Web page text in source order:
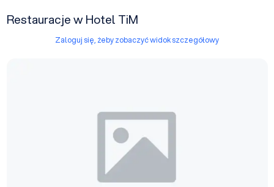
Restauracje w Hotel TiM
Zaloguj się, żeby zobaczyć widok szczegółowy